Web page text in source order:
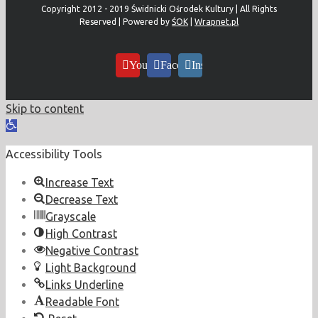
Copyright 2012 - 2019 Świdnicki Ośrodek Kultury | All Rights
Reserved | Powered by ŚOK Wrapnet.pl
YouTubeFacebookInstagram
Skip to content
Open
Accessibility Tools
Increase Text
Decrease Text
Grayscale
High Contrast
Negative Contrast
Light Background
Links Underline
Readable Font